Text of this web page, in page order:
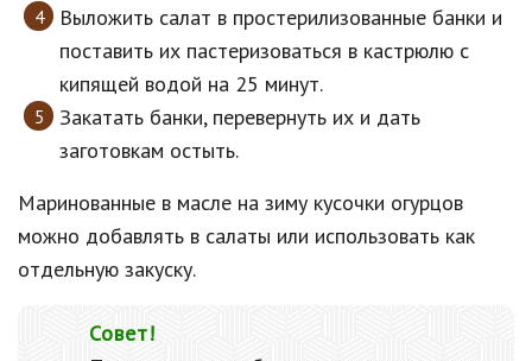
Выложить салат в простерилизованные банки и
поставить их пастеризоваться в кастрюлю с
кипящей водой на 25 минут.
Закатать банки, перевернуть их и дать
заготовкам остыть.
Маринованные в масле на зиму кусочки огурцов
можно добавлять в салаты или использовать как
отдельную закуску.
Совет!